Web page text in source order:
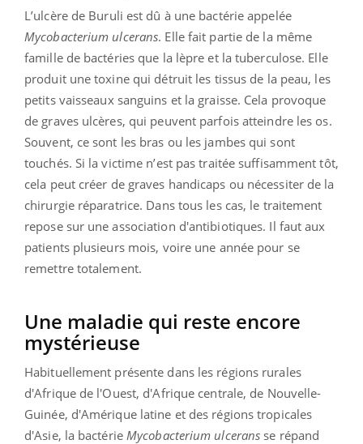
L’ulcère de Buruli est dû à une bactérie appelée
Mycobacterium ulcerans. Elle fait partie de la même
famille de bactéries que la lèpre et la tuberculose. Elle
produit une toxine qui détruit les tissus de la peau, les
petits vaisseaux sanguins et la graisse. Cela provoque
de graves ulcères, qui peuvent parfois atteindre les os.
Souvent, ce sont les bras ou les jambes qui sont
touchés. Si la victime n’est pas traitée suffisamment tôt,
cela peut créer de graves handicaps ou nécessiter de la
chirurgie réparatrice. Dans tous les cas, le traitement
repose sur une association d'antibiotiques. Il faut aux
patients plusieurs mois, voire une année pour se
remettre totalement.
Une maladie qui reste encore
mystérieuse
Habituellement présente dans les régions rurales
d'Afrique de l'Ouest, d'Afrique centrale, de Nouvelle-
Guinée, d'Amérique latine et des régions tropicales
d'Asie, la bactérie Mycobacterium ulcerans se répand